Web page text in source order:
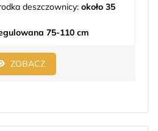
deszczownicy: około 35
75-110 cm
ZOBACZ